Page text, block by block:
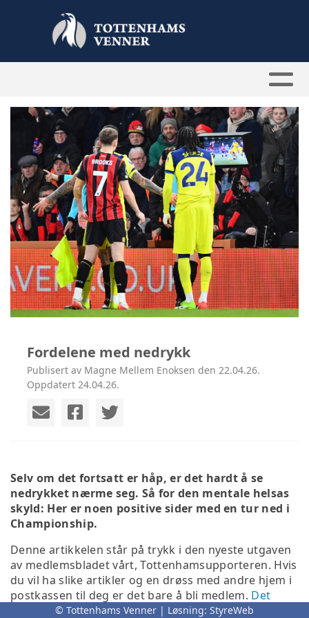
Fordelene med nedrykk
Publisert av Magne Mellem Enoksen den 22.04.26.
Oppdatert 24.04.26.
Selv om det fortsatt er håp, er det hardt å se
nedrykket nærme seg. Så for den mentale helsas
skyld: Her er noen positive sider med en tur ned i
Championship.
Denne artikkelen står på trykk i den nyeste utgaven
av medlemsbladet vårt, Tottenhamsupporteren. Hvis
du vil ha slike artikler og en drøss med andre hjem i
postkassen til deg er det bare å bli medlem. Det
fikser du kjapt og greit her.
© Tottenhams Venner | Løsning: StyreWeb